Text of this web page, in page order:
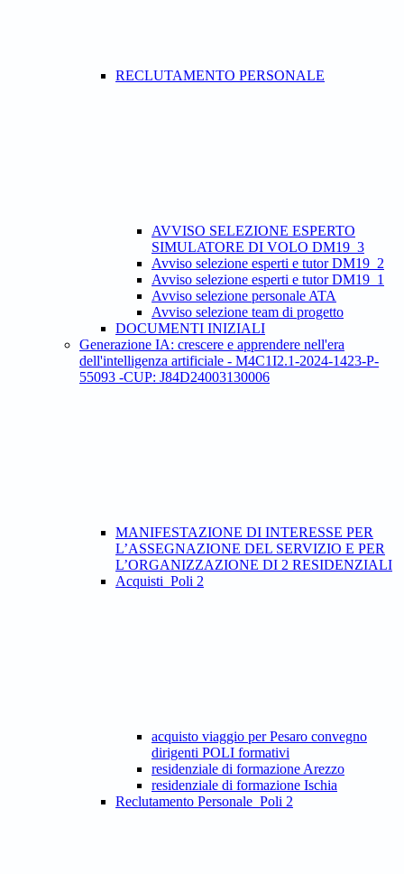
RECLUTAMENTO PERSONALE
AVVISO SELEZIONE ESPERTO
SIMULATORE DI VOLO DM19_3
Avviso selezione esperti e tutor DM19_2
Avviso selezione esperti e tutor DM19_1
Avviso selezione personale ATA
Avviso selezione team di progetto
DOCUMENTI INIZIALI
Generazione IA: crescere e apprendere nell'era
dell'intelligenza artificiale - M4C1I2.1-2024-1423-P-
55093 -CUP: J84D24003130006
MANIFESTAZIONE DI INTERESSE PER
L’ASSEGNAZIONE DEL SERVIZIO E PER
L’ORGANIZZAZIONE DI 2 RESIDENZIALI
Acquisti_Poli 2
acquisto viaggio per Pesaro convegno
dirigenti POLI formativi
residenziale di formazione Arezzo
residenziale di formazione Ischia
Reclutamento Personale_Poli 2